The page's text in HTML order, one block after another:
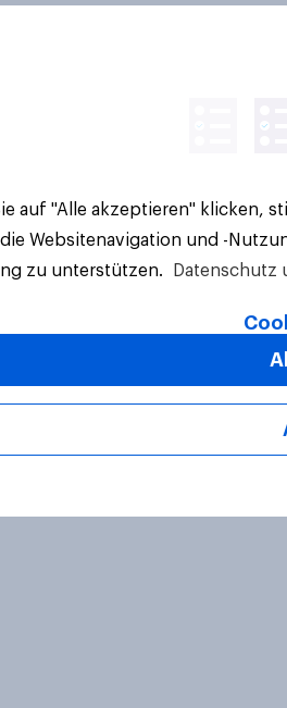
auf "Alle akzeptieren" klicken,
Websitenavigation und -
zu unterstützen.
Datenschutz